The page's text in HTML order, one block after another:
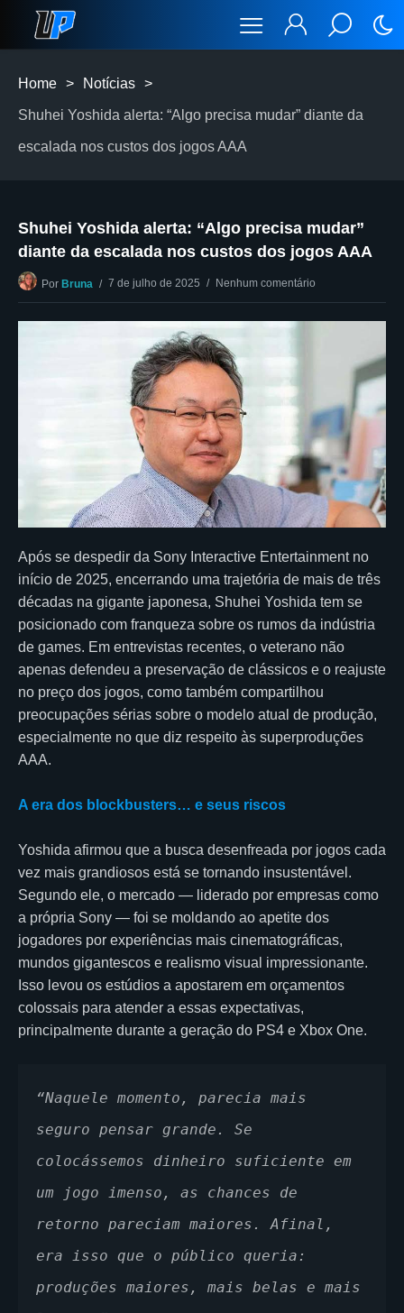
Home > Notícias >
Shuhei Yoshida alerta: “Algo precisa mudar” diante da
escalada nos custos dos jogos AAA
Shuhei Yoshida alerta: “Algo precisa mudar”
diante da escalada nos custos dos jogos AAA
Por Bruna 7 de julho de 2025 Nenhum comentário
Após se despedir da Sony Interactive Entertainment no
início de 2025, encerrando uma trajetória de mais de três
décadas na gigante japonesa, Shuhei Yoshida tem se
posicionado com franqueza sobre os rumos da indústria
de games. Em entrevistas recentes, o veterano não
apenas defendeu a preservação de clássicos e o reajuste
no preço dos jogos, como também compartilhou
preocupações sérias sobre o modelo atual de produção,
especialmente no que diz respeito às superproduções
AAA.
A era dos blockbusters… e seus riscos
Yoshida afirmou que a busca desenfreada por jogos cada
vez mais grandiosos está se tornando insustentável.
Segundo ele, o mercado — liderado por empresas como
a própria Sony — foi se moldando ao apetite dos
jogadores por experiências mais cinematográficas,
mundos gigantescos e realismo visual impressionante.
Isso levou os estúdios a apostarem em orçamentos
colossais para atender a essas expectativas,
principalmente durante a geração do PS4 e Xbox One.
“Naquele momento, parecia mais
seguro pensar grande. Se
colocássemos dinheiro suficiente em
um jogo imenso, as chances de
retorno pareciam maiores. Afinal,
era isso que o público queria:
produções maiores, mais belas e mais